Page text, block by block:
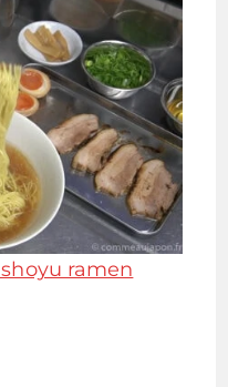
shoyu ramen